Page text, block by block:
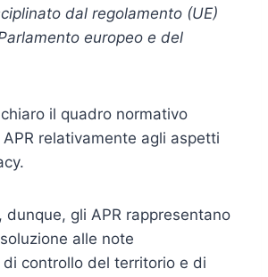
dal regolamento (UE)
europeo e del
il quadro normativo
relativamente agli aspetti
dunque, gli APR rappresentano
alle note
controllo del territorio e di